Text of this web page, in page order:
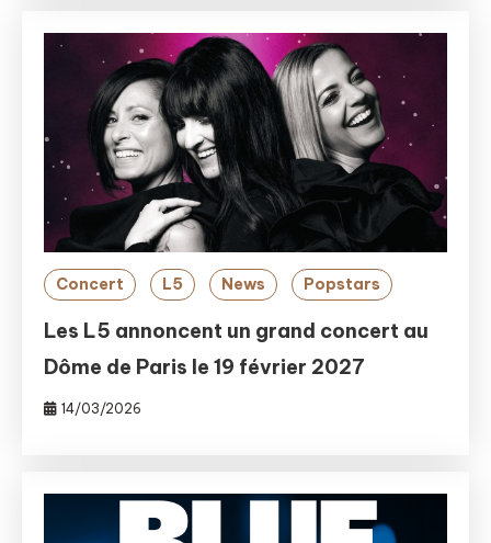
Concert L5 News Popstars
Les L5 annoncent un grand concert au
Dôme de Paris le 19 février 2027
14/03/2026